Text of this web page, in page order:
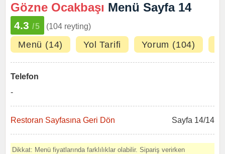
Gözne Ocakbaşı Menü Sayfa 14
4.3 /5 (104 reyting)
Menü (14) Yol Tarifi Yorum (104)
Telefon
-
Restoran Sayfasına Geri Dön Sayfa 14/14
Dikkat: Menü fiyatlarında farklılıklar olabilir. Sipariş verirken